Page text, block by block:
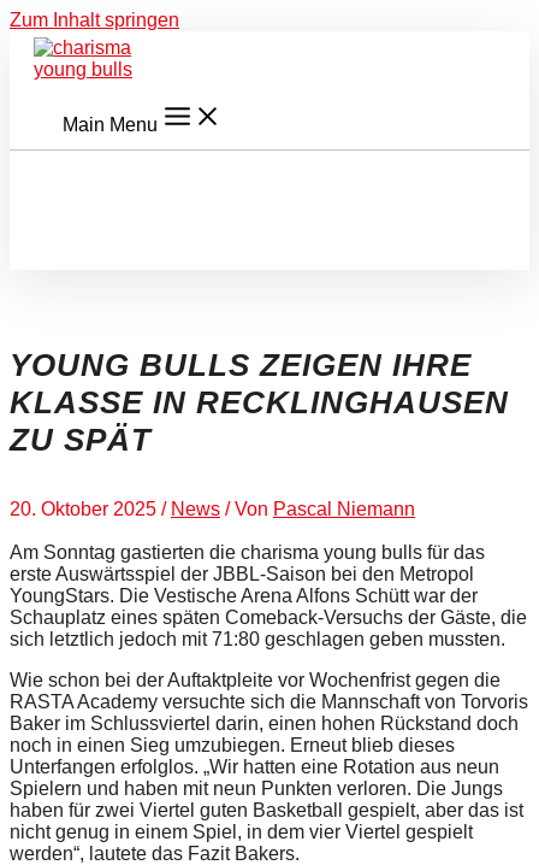
Zum Inhalt springen
Main Menu
YOUNG BULLS ZEIGEN IHRE
KLASSE IN RECKLINGHAUSEN
ZU SPÄT
20. Oktober 2025 / News / Von Pascal Niemann
Am Sonntag gastierten die charisma young bulls für das
erste Auswärtsspiel der JBBL-Saison bei den Metropol
YoungStars. Die Vestische Arena Alfons Schütt war der
Schauplatz eines späten Comeback-Versuchs der Gäste, die
sich letztlich jedoch mit 71:80 geschlagen geben mussten.
Wie schon bei der Auftaktpleite vor Wochenfrist gegen die
RASTA Academy versuchte sich die Mannschaft von Torvoris
Baker im Schlussviertel darin, einen hohen Rückstand doch
noch in einen Sieg umzubiegen. Erneut blieb dieses
Unterfangen erfolglos. „Wir hatten eine Rotation aus neun
Spielern und haben mit neun Punkten verloren. Die Jungs
haben für zwei Viertel guten Basketball gespielt, aber das ist
nicht genug in einem Spiel, in dem vier Viertel gespielt
werden“, lautete das Fazit Bakers.